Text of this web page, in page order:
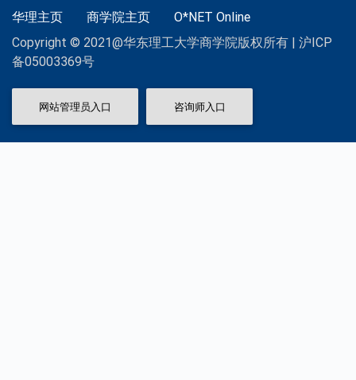
华理主页 商学院主页
O*NET Online
Copyright © 2021@华东理工大学商学院版权所有 | 沪ICP
备05003369号
网站管理员入口 咨询师入口